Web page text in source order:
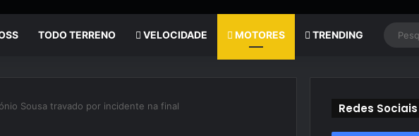
TODO TERRENO VELOCIDADE MOTORES TRENDING
Sousa travado por incidente na final Redes Sociais